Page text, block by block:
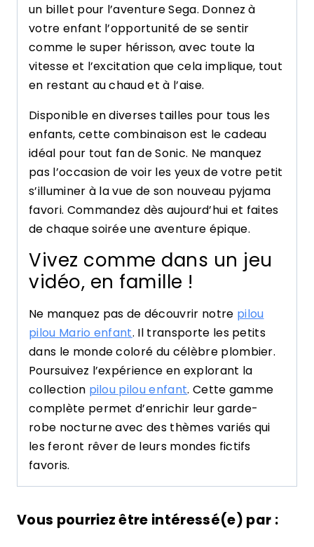
un billet pour l’aventure Sega. Donnez à
votre enfant l’opportunité de se sentir
comme le super hérisson, avec toute la
vitesse et l’excitation que cela implique, tout
en restant au chaud et à l’aise.
Disponible en diverses tailles pour tous les
enfants, cette combinaison est le cadeau
idéal pour tout fan de Sonic. Ne manquez
pas l’occasion de voir les yeux de votre petit
s’illuminer à la vue de son nouveau pyjama
favori. Commandez dès aujourd’hui et faites
de chaque soirée une aventure épique.
Vivez comme dans un jeu
vidéo, en famille !
Ne manquez pas de découvrir notre pilou
pilou Mario enfant. Il transporte les petits
dans le monde coloré du célèbre plombier.
Poursuivez l’expérience en explorant la
collection pilou pilou enfant. Cette gamme
complète permet d’enrichir leur garde-
robe nocturne avec des thèmes variés qui
les feront rêver de leurs mondes fictifs
favoris.
Vous pourriez être intéressé(e) par :